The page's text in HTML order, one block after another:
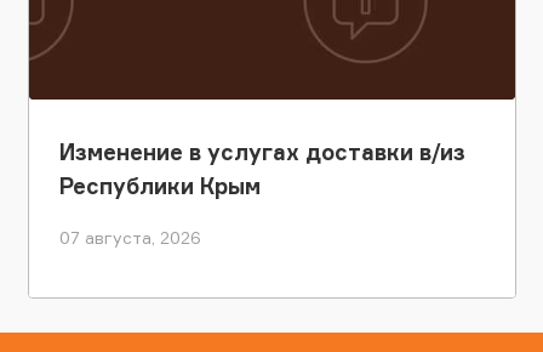
Изменение в услугах доставки в/из
Республики Крым
07 августа, 2026